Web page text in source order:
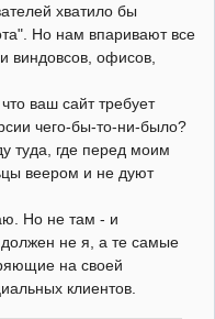
хватило бы
Но нам впаривают все
виндовсов, офисов,
ваш сайт требует
чего-бы-то-ни-было?
туда, где перед моим
веером и не дуют
Но не там - и
не я, а те самые
на своей
клиентов.